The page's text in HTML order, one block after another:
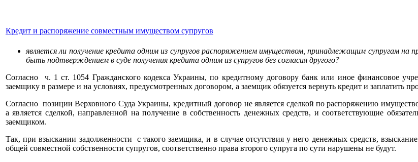
Кредит и распоряжение совместным имуществом супругов
является ли получение кредита одним из супругов распоряжением имуществом, принадлежащим супругам
быть подтверждением в суде получения кредита одним из супругов без согласия другого?
Согласно ч. 1 ст. 1054 Гражданского кодекса Украины, по кредитному договору банк или иное финансовое
заемщику в размере и на условиях, предусмотренных договором, а заемщик обязуется вернуть кредит и заплатить
Согласно позиции Верховного Суда Украины, кредитный договор не является сделкой по распоряжению
а является сделкой, направленной на получение в собственность денежных средств, и соответствующие
заемщиком.
Так, при взыскании задолженности с такого заемщика, и в случае отсутствия у него денежных средств,
общей совместной собственности супругов, соответственно права второго супруга по сути нарушены не будут.